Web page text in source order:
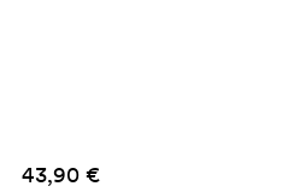
43,90 €